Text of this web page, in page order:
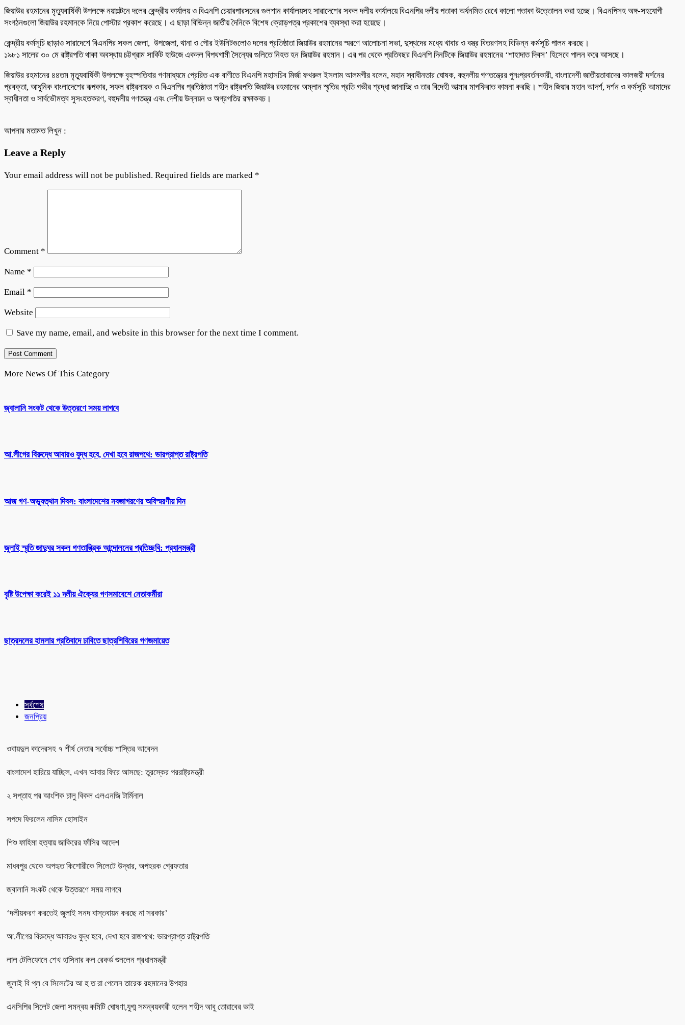
জিয়াউর রহমানের মৃত্যুবার্ষিকী উপলক্ষে নয়াপল্টনে দলের কেন্দ্রীয় কার্যালয় ও বিএনপি চেয়ারপারসনের গুলশান কার্যালয়সহ সারাদেশের সকল দলীয় কার্যালয়ে বিএনপির দলীয় পতাকা অর্ধনমিত রেখে কালো পতাকা উত্তোলন করা হচ্ছে। বিএনপিসহ অঙ্গ-সহযোগী
সংগঠনগুলো জিয়াউর রহমানকে নিয়ে পোস্টার প্রকাশ করেছে। এ ছাড়া বিভিন্ন জাতীয় দৈনিকে বিশেষ ক্রোড়পত্র প্রকাশের ব্যবস্থা করা হয়েছে।
কেন্দ্রীয় কর্মসূচি ছাড়াও সারাদেশে বিএনপির সকল জেলা, উপজেলা, থানা ও পৌর ইউনিটগুলোও দলের প্রতিষ্ঠাতা জিয়াউর রহমানের স্মরণে আলোচনা সভা, দুস্থদের মধ্যে খাবার ও বস্ত্র বিতরণসহ বিভিন্ন কর্মসূচি পালন করছে।
১৯৮১ সালের ৩০ মে রাষ্ট্রপতি থাকা অবস্থায় চট্টগ্রাম সার্কিট হাউজে একদল বিপথগামী সৈন্যের গুলিতে নিহত হন জিয়াউর রহমান। এর পর থেকে প্রতিবছর বিএনপি দিনটিকে জিয়াউর রহমানের ‘শাহাদাত দিবস’ হিসেবে পালন করে আসছে।
জিয়াউর রহমানের ৪৪তম মৃত্যুবার্ষিকী উপলক্ষে বৃহস্পতিবার গণমাধ্যমে প্রেরিত এক বাণীতে বিএনপি মহাসচিব মির্জা ফখরুল ইসলাম আলমগীর বলেন, মহান স্বাধীনতার ঘোষক, বহুদলীয় গণতন্ত্রের পুনঃপ্রবর্তনকারী, বাংলাদেশী জাতীয়তাবাদের কালজয়ী দর্শনের
প্রবক্তা, আধুনিক বাংলাদেশের রূপকার, সফল রাষ্ট্রনায়ক ও বিএনপির প্রতিষ্ঠাতা শহীদ রাষ্ট্রপতি জিয়াউর রহমানের অম্লান স্মৃতির প্রতি গভীর শ্রদ্ধা জানাচ্ছি ও তার বিদেহী আত্মার মাগফিরাত কামনা করছি। শহীদ জিয়ার মহান আদর্শ, দর্শন ও কর্মসূচি আমাদের
স্বাধীনতা ও সার্বভৌমত্ব সুসংহতকরণ, বহুদলীয় গণতন্ত্র এবং দেশীয় উন্নয়ন ও অগ্রগতির রক্ষাকবচ।
আপনার মতামত লিখুন :
Leave a Reply
Your email address will not be published. Required fields are marked *
Comment *
Name *
Email *
Website
Save my name, email, and website in this browser for the next time I comment.
More News Of This Category
জ্বালানি সংকট থেকে উত্তরণে সময় লাগবে
আ.লীগের বিরুদ্ধে আবারও যুদ্ধ হবে, দেখা হবে রাজপথে: ভারপ্রাপ্ত রাষ্ট্রপতি
আজ গণ-অভ্যূত্থান দিবস: বাংলাদেশের নবজাগরণের অবিস্মরণীয় দিন
জুলাই স্মৃতি জাদুঘর সকল গণতান্ত্রিক আন্দোলনের প্রতিচ্ছবি: প্রধানমন্ত্রী
বৃষ্টি উপেক্ষা করেই ১১ দলীয় ঐক্যের গণসমাবেশে নেতাকর্মীরা
ছাত্রদলের হামলার প্রতিবাদে ঢাবিতে ছাত্রশিবিরের গণজমায়েত
সর্বশেষ
জনপ্রিয়
ওবায়দুল কাদেরসহ ৭ শীর্ষ নেতার সর্বোচ্চ শাস্তির আবেদন
বাংলাদেশ হারিয়ে যাচ্ছিল, এখন আবার ফিরে আসছে: তুরস্কের পররাষ্ট্রমন্ত্রী
২ সপ্তাহ পর আংশিক চালু বিকল এলএনজি টার্মিনাল
সপদে ফিরলেন নাসিম হোসাইন
শিশু ফাহিমা হত্যায় জাকিরের ফাঁসির আদেশ
মাধবপুর থেকে অপহৃত কিশোরীকে সিলেটে উদ্ধার, অপহরক গ্রেফতার
জ্বালানি সংকট থেকে উত্তরণে সময় লাগবে
‘দলীয়করণ করতেই জুলাই সনদ বাস্তবায়ন করছে না সরকার’
আ.লীগের বিরুদ্ধে আবারও যুদ্ধ হবে, দেখা হবে রাজপথে: ভারপ্রাপ্ত রাষ্ট্রপতি
লাল টেলিফোনে শেখ হাসিনার কল রেকর্ড শুনলেন প্রধানমন্ত্রী
জুলাই বি প্ল বে সিলেটের আ হ ত রা পেলেন তারেক রহমানের উপহার
এনসিপির সিলেট জেলা সমন্বয় কমিটি ঘোষণা,যুগ্ম সমন্বয়কারী হলেন শহীদ আবু তোরাবের ভাই